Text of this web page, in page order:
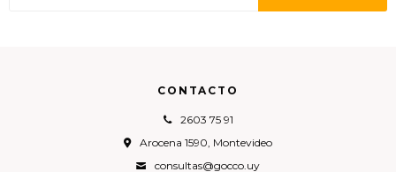
CONTACTO
2603 75 91
Arocena 1590, Montevideo
consultas@gocco.uy